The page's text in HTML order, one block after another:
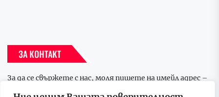
ЗА КОНТАКТ
За да се свържете с нас, моля пишете на имейл адрес –